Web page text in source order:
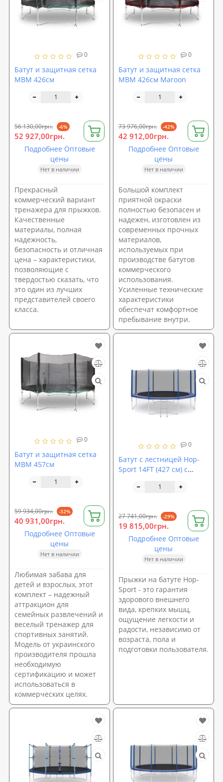
0
Батут и защитная сетка
MBM 426см
56 130,00грн. -6%
52 927,00грн.
Подробнее Оптовые
цены
Нет в наличии
Прекрасный
коммерческий вариант
тренажера для прыжков.
Качественные
материалы, полная
надежность,
безопасность и отличная
цена – характеристики,
позволяющие с
твердостью сказать, что
это один из лучших
представителей своего
класса.
0
Батут и защитная сетка
MBM 426см Maroon
73 976,00грн. -42%
42 912,00грн.
Подробнее Оптовые
цены
Нет в наличии
Большой комплект
приятной окраски
полностью безопасен и
надежен, изготовлен из
современных прочных
материалов,
используемых при
производстве батутов
коммерческого
использования.
Усиленные технические
характеристики
обеспечат комфортное
пребывание внутри.
0
Батут и защитная сетка
MBM 457см
59 934,00грн. -32%
40 931,00грн.
Подробнее Оптовые
цены
Нет в наличии
Любимая забава для
детей и взрослых, этот
комплект – надежный
аттракцион для
семейных развлечений и
веселый тренажер для
спортивных занятий.
Модель от украинского
производителя прошла
необходимую
сертификацию и может
использоваться в
коммерческих целях.
0
Батут с лестницей Hop-
Sport 14FT (427 см) с
27 741,00грн. -29%
19 815,00грн.
Подробнее Оптовые
цены
Нет в наличии
Прыжки на батуте Hop-
Sport - это гарантия
здорового внешнего
вида, крепких мышц,
ощущение легкости и
радости, независимо от
возраста, пола и
подготовки пользователя.